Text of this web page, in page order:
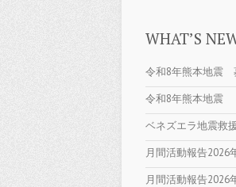
WHAT’S
令和8年熊本地震
令和8年熊本地震
ベネズエラ地震救
月間活動報告2026
月間活動報告2026